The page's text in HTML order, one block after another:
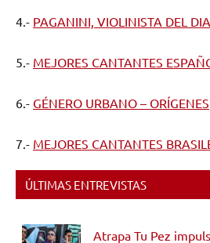
4.- PAGANINI, VIOLINISTA DEL
5.- MEJORES CANTANTES
6.- GÉNERO URBANO – ORÍGENES
7.- MEJORES CANTANTES
ÚLTIMAS ENTREVISTAS
Atrapa Tu Pez